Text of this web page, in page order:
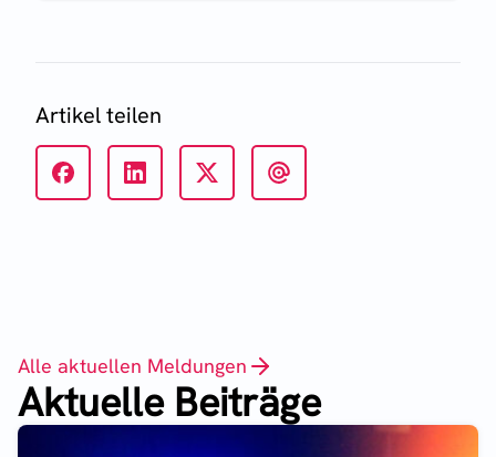
Artikel teilen
Alle aktuellen Meldungen
Aktuelle Beiträge